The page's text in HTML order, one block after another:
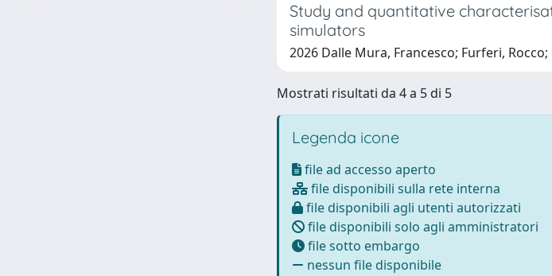
Study and quantitative
simulators
2026 Dalle Mura, Francesco; Furferi,
Mostrati risultati da 4 a 5 di 5
Legenda icone
file ad accesso aperto
file disponibili sulla rete interna
file disponibili agli utenti autorizzati
file disponibili solo agli amministratori
file sotto embargo
nessun file disponibile